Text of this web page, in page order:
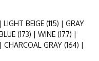
BEIGE (115) | GRAY
(173) | WINE (177) |
GRAY (164) |